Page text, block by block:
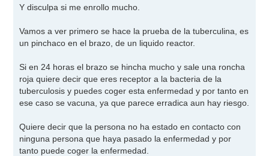
Y disculpa si me enrollo mucho.
Vamos a ver primero se hace la prueba de la tuberculina, es
un pinchaco en el brazo, de un liquido reactor.
Si en 24 horas el brazo se hincha mucho y sale una roncha
roja quiere decir que eres receptor a la bacteria de la
tuberculosis y puedes coger esta enfermedad y por tanto en
ese caso se vacuna, ya que parece erradica aun hay riesgo.
Quiere decir que la persona no ha estado en contacto con
ninguna persona que haya pasado la enfermedad y por
tanto puede coger la enfermedad.